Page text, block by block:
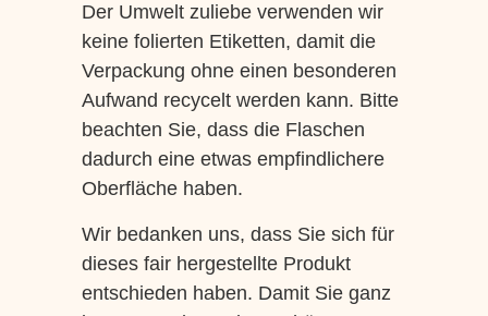
Der Umwelt zuliebe verwenden wir
keine folierten Etiketten, damit die
Verpackung ohne einen besonderen
Aufwand recycelt werden kann. Bitte
beachten Sie, dass die Flaschen
dadurch eine etwas empfindlichere
Oberfläche haben.
Wir bedanken uns, dass Sie sich für
dieses fair hergestellte Produkt
entschieden haben. Damit Sie ganz